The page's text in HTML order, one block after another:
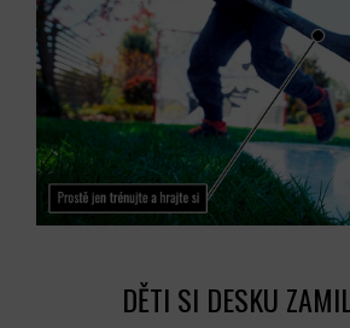
DĚTI SI DESKU